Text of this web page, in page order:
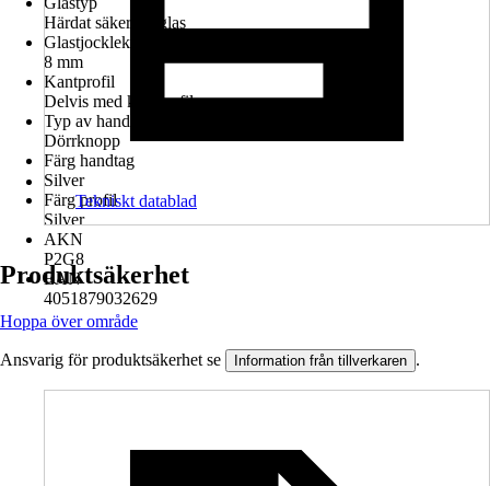
Härdat säkerhetsglas
Glastjocklek
8 mm
Kantprofil
Delvis med kantprofil
Typ av handtag
Dörrknopp
Färg handtag
Silver
Färg profil
Silver
AKN
P2G8
EAN
4051879032629
Tekniskt datablad
Produktsäkerhet
Hoppa över område
Ansvarig för produktsäkerhet se Information från tillverkaren .